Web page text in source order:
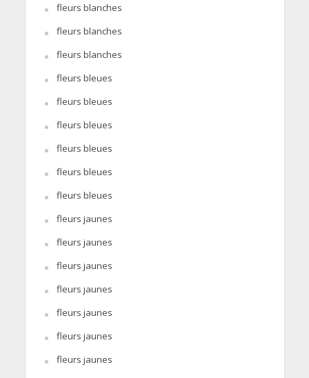
fleurs blanches
fleurs blanches
fleurs blanches
fleurs bleues
fleurs bleues
fleurs bleues
fleurs bleues
fleurs bleues
fleurs bleues
fleurs jaunes
fleurs jaunes
fleurs jaunes
fleurs jaunes
fleurs jaunes
fleurs jaunes
fleurs jaunes